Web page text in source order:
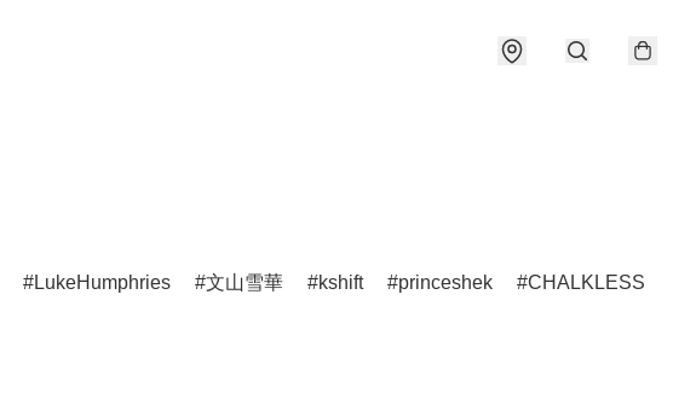
LukeHumphries 文山雪華 kshift princeshek CHALKLESS